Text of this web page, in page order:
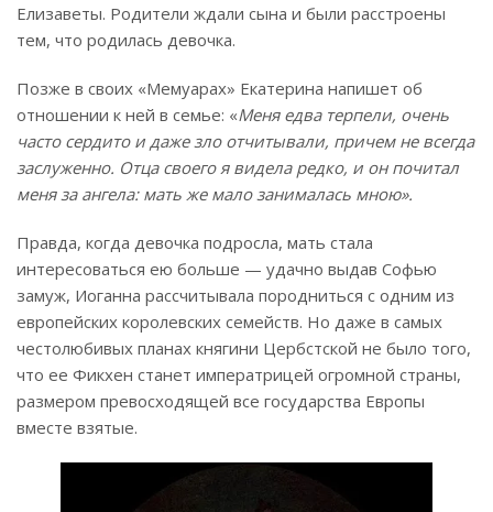
Елизаветы. Родители ждали сына и были расстроены
тем, что родилась девочка.
Позже в своих «Мемуарах» Екатерина напишет об
отношении к ней в семье: «Меня едва терпели, очень
часто сердито и даже зло отчитывали, причем не всегда
заслуженно. Отца своего я видела редко, и он почитал
меня за ангела: мать же мало занималась мною».
Правда, когда девочка подросла, мать стала
интересоваться ею больше — удачно выдав Софью
замуж, Иоганна рассчитывала породниться с одним из
европейских королевских семейств. Но даже в самых
честолюбивых планах княгини Цербстской не было того,
что ее Фикхен станет императрицей огромной страны,
размером превосходящей все государства Европы
вместе взятые.